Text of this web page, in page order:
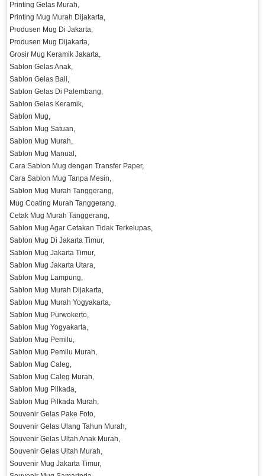
Printing Gelas Murah,
Printing Mug Murah Dijakarta,
Produsen Mug Di Jakarta,
Produsen Mug Dijakarta,
Grosir Mug Keramik Jakarta,
Sablon Gelas Anak,
Sablon Gelas Bali,
Sablon Gelas Di Palembang,
Sablon Gelas Keramik,
Sablon Mug,
Sablon Mug Satuan,
Sablon Mug Murah,
Sablon Mug Manual,
Cara Sablon Mug dengan Transfer Paper,
Cara Sablon Mug Tanpa Mesin,
Sablon Mug Murah Tanggerang,
Mug Coating Murah Tanggerang,
Cetak Mug Murah Tanggerang,
Sablon Mug Agar Cetakan Tidak Terkelupas,
Sablon Mug Di Jakarta Timur,
Sablon Mug Jakarta Timur,
Sablon Mug Jakarta Utara,
Sablon Mug Lampung,
Sablon Mug Murah Dijakarta,
Sablon Mug Murah Yogyakarta,
Sablon Mug Purwokerto,
Sablon Mug Yogyakarta,
Sablon Mug Pemilu,
Sablon Mug Pemilu Murah,
Sablon Mug Caleg,
Sablon Mug Caleg Murah,
Sablon Mug Pilkada,
Sablon Mug Pilkada Murah,
Souvenir Gelas Pake Foto,
Souvenir Gelas Ulang Tahun Murah,
Souvenir Gelas Ultah Anak Murah,
Souvenir Gelas Ultah Murah,
Souvenir Mug Jakarta Timur,